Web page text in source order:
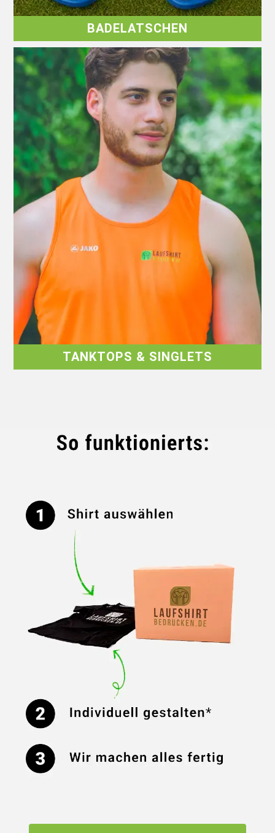
BADELATSCHEN
TANKTOPS & SINGLETS